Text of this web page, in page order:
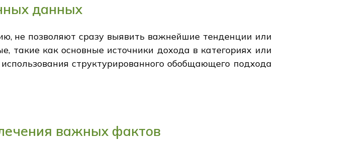
данных
не позволяют сразу выявить важнейшие тенденции или
такие как основные источники дохода в категориях или
структурированного обобщающего подхода
важных фактов